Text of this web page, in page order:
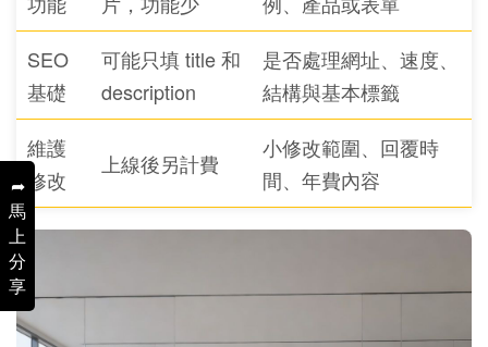
➦
馬
上
分
享
SEO
基礎
可能只填 title 和
description
是否處理網址、速度、
結構與基本標籤
維護
修改
上線後另計費
小修改範圍、回覆時
間、年費內容